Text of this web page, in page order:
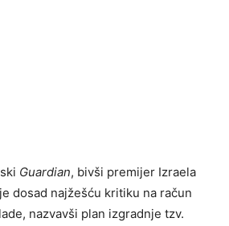
Guardian, bivši premijer Izraela
dosad najžešću kritiku na račun
nazvavši plan izgradnje tzv.